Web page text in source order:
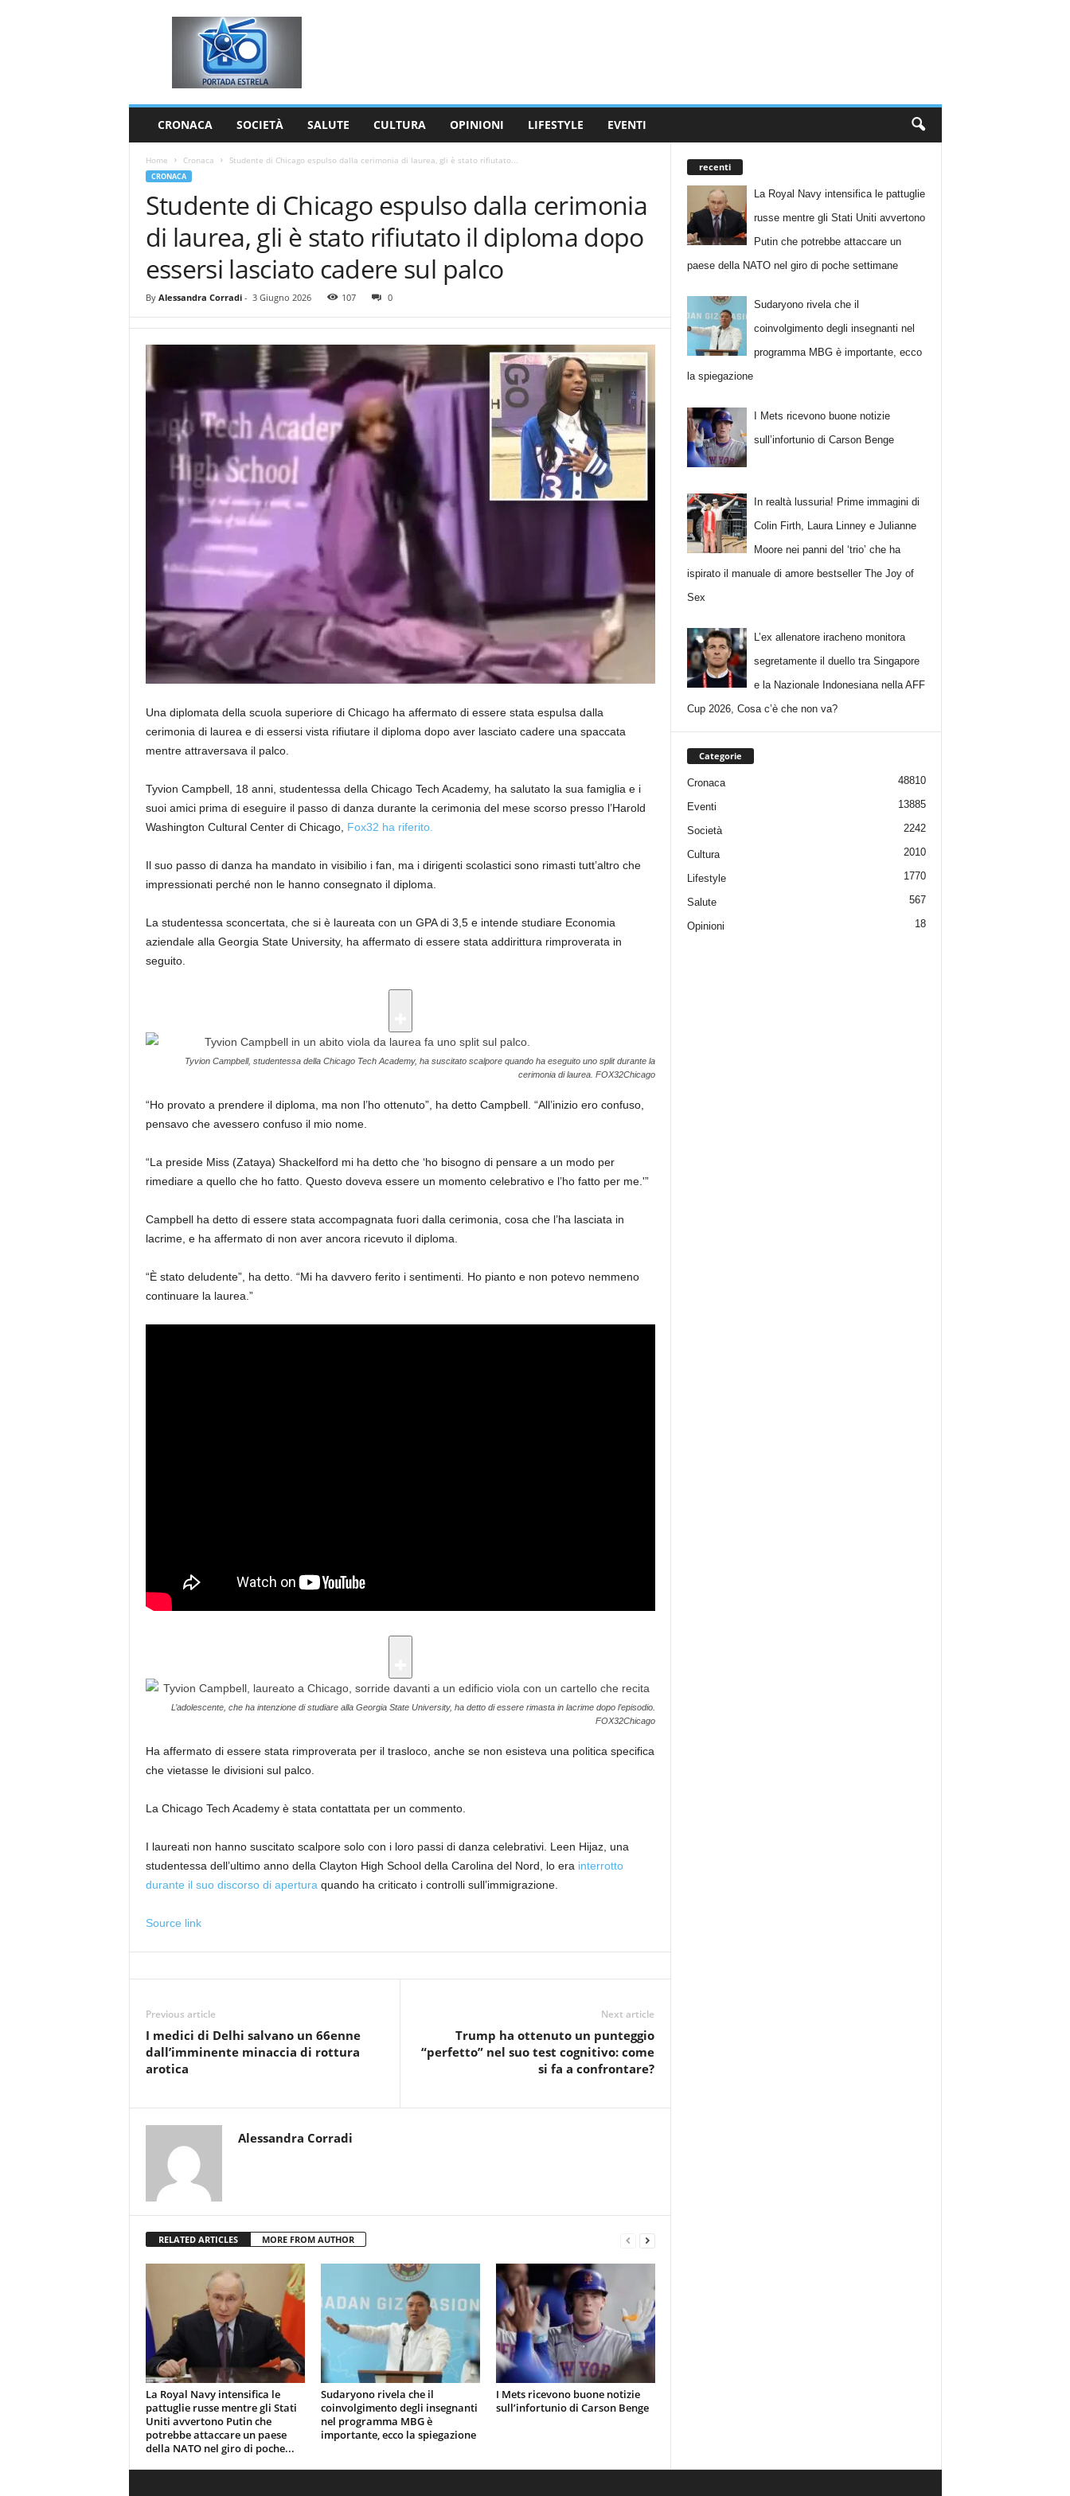
CRONACA SOCIETÀ SALUTE CULTURA OPINIONI LIFESTYLE EVENTI
Home Cronaca Studente di Chicago espulso dalla cerimonia di laurea, gli è stato rifiutato...
CRONACA
Studente di Chicago espulso dalla cerimonia
di laurea, gli è stato rifiutato il diploma dopo
essersi lasciato cadere sul palco
By Alessandra Corradi- 3 Giugno 2026 107 0
Una diplomata della scuola superiore di Chicago ha affermato di essere stata espulsa dalla
cerimonia di laurea e di essersi vista rifiutare il diploma dopo aver lasciato cadere una spaccata
mentre attraversava il palco.
Tyvion Campbell, 18 anni, studentessa della Chicago Tech Academy, ha salutato la sua famiglia e i
suoi amici prima di eseguire il passo di danza durante la cerimonia del mese scorso presso l’Harold
Washington Cultural Center di Chicago, Fox32 ha riferito.
Il suo passo di danza ha mandato in visibilio i fan, ma i dirigenti scolastici sono rimasti tutt’altro che
impressionati perché non le hanno consegnato il diploma.
La studentessa sconcertata, che si è laureata con un GPA di 3,5 e intende studiare Economia
aziendale alla Georgia State University, ha affermato di essere stata addirittura rimproverata in
seguito.
Tyvion Campbell, studentessa della Chicago Tech Academy, ha suscitato scalpore quando ha eseguito uno split durante la
cerimonia di laurea. FOX32Chicago
“Ho provato a prendere il diploma, ma non l’ho ottenuto”, ha detto Campbell. “All’inizio ero confuso,
pensavo che avessero confuso il mio nome.
“La preside Miss (Zataya) Shackelford mi ha detto che ‘ho bisogno di pensare a un modo per
rimediare a quello che ho fatto. Questo doveva essere un momento celebrativo e l’ho fatto per me.'”
Campbell ha detto di essere stata accompagnata fuori dalla cerimonia, cosa che l’ha lasciata in
lacrime, e ha affermato di non aver ancora ricevuto il diploma.
“È stato deludente”, ha detto. “Mi ha davvero ferito i sentimenti. Ho pianto e non potevo nemmeno
continuare la laurea.”
L’adolescente, che ha intenzione di studiare alla Georgia State University, ha detto di essere rimasta in lacrime dopo l’episodio.
FOX32Chicago
Ha affermato di essere stata rimproverata per il trasloco, anche se non esisteva una politica specifica
che vietasse le divisioni sul palco.
La Chicago Tech Academy è stata contattata per un commento.
I laureati non hanno suscitato scalpore solo con i loro passi di danza celebrativi. Leen Hijaz, una
studentessa dell’ultimo anno della Clayton High School della Carolina del Nord, lo era interrotto
durante il suo discorso di apertura quando ha criticato i controlli sull’immigrazione.
Source link
Previous article
I medici di Delhi salvano un 66enne
dall’imminente minaccia di rottura
arotica
Next article
Trump ha ottenuto un punteggio
“perfetto” nel suo test cognitivo: come
si fa a confrontare?
Alessandra Corradi
RELATED ARTICLES MORE FROM AUTHOR
La Royal Navy intensifica le
pattuglie russe mentre gli Stati
Uniti avvertono Putin che
potrebbe attaccare un paese
della NATO nel giro di poche...
Sudaryono rivela che il
coinvolgimento degli insegnanti
nel programma MBG è
importante, ecco la spiegazione
I Mets ricevono buone notizie
sull’infortunio di Carson Benge
recenti
La Royal Navy intensifica le pattuglie
russe mentre gli Stati Uniti avvertono
Putin che potrebbe attaccare un
paese della NATO nel giro di poche settimane
Sudaryono rivela che il
coinvolgimento degli insegnanti nel
programma MBG è importante, ecco
la spiegazione
I Mets ricevono buone notizie
sull’infortunio di Carson Benge
In realtà lussuria! Prime immagini di
Colin Firth, Laura Linney e Julianne
Moore nei panni del ‘trio’ che ha
ispirato il manuale di amore bestseller The Joy of
Sex
L’ex allenatore iracheno monitora
segretamente il duello tra Singapore
e la Nazionale Indonesiana nella AFF
Cup 2026, Cosa c’è che non va?
Categorie
Cronaca 48810
Eventi 13885
Società 2242
Cultura 2010
Lifestyle 1770
Salute 567
Opinioni 18